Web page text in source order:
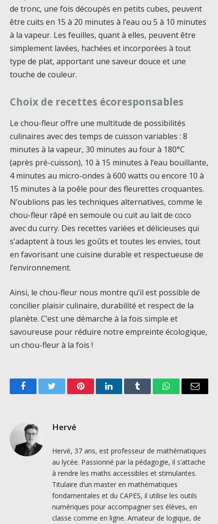
de tronc, une fois découpés en petits cubes, peuvent
être cuits en 15 à 20 minutes à l’eau ou 5 à 10 minutes
à la vapeur. Les feuilles, quant à elles, peuvent être
simplement lavées, hachées et incorporées à tout
type de plat, apportant une saveur douce et une
touche de couleur.
Choix de recettes écoresponsables
Le chou-fleur offre une multitude de possibilités
culinaires avec des temps de cuisson variables : 8
minutes à la vapeur, 30 minutes au four à 180°C
(après pré-cuisson), 10 à 15 minutes à l’eau bouillante,
4 minutes au micro-ondes à 600 watts ou encore 10 à
15 minutes à la poêle pour des fleurettes croquantes.
N’oublions pas les techniques alternatives, comme le
chou-fleur râpé en semoule ou cuit au lait de coco
avec du curry. Des recettes variées et délicieuses qui
s’adaptent à tous les goûts et toutes les envies, tout
en favorisant une cuisine durable et respectueuse de
l’environnement.
Ainsi, le chou-fleur nous montre qu’il est possible de
concilier plaisir culinaire, durabilité et respect de la
planète. C’est une démarche à la fois simple et
savoureuse pour réduire notre empreinte écologique,
un chou-fleur à la fois !
FacebookTwitter PinterestLinkedInTumblr WhatsAppEmail
Hervé
Hervé, 37 ans, est professeur de mathématiques
au lycée. Passionné par la pédagogie, il s’attache
à rendre les maths accessibles et stimulantes.
Titulaire d’un master en mathématiques
fondamentales et du CAPES, il utilise les outils
numériques pour accompagner ses élèves, en
classe comme en ligne. Amateur de logique, de